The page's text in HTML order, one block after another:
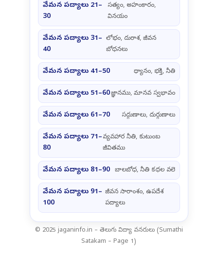
వేమన పద్యాలు 21–
30
సత్యం, అహంకారం,
వినయం
వేమన పద్యాలు 31–
40
లోభం, దురాశ, జీవన
బోధనలు
వేమన పద్యాలు 41–50 ధ్యానం, భక్తి, నీతి
వేమన పద్యాలు 51–60జ్ఞానము, మానవ స్వభావం
వేమన పద్యాలు 61–70 సద్గుణాలు, దుర్గుణాలు
వేమన పద్యాలు 71–
80
వ్యవహార నీతి, కుటుంబ
జీవితము
వేమన పద్యాలు 81–90 బాలబోధ, నీతి కథల వలె
వేమన పద్యాలు 91–
100
జీవన సారాంశం, ఉపదేశ
పద్యాలు
© 2025 jaganinfo.in – తెలుగు విద్యా వనరులు (Sumathi
Satakam – Page 1)